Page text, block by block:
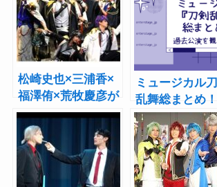
松崎史也×三浦香×
福澤侑×荒牧慶彦が
目指した“化学反
応”の形！
Experimental
Theater『結合男
子』レポート
ミュージカル
乱舞総まとめ
ャスト、過去公
演、配信サービ
刀ミュ情報一覧
【2.5次元舞台